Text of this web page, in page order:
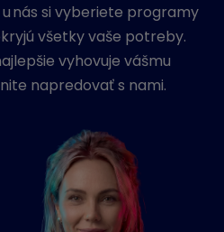
nás si vyberiete programy
všetky vaše potreby.
vyhovuje vášmu
napredovať s nami.